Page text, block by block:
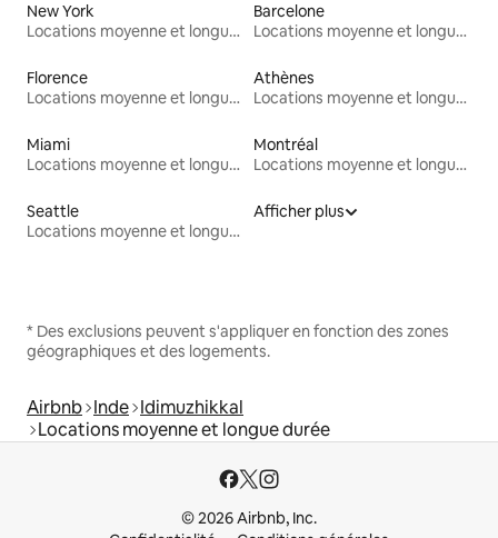
New York
Locations moyenne et longue durée
Barcelone
Locations moyenne et longue durée
Florence
Locations moyenne et longue durée
Athènes
Locations moyenne et longue durée
Miami
Locations moyenne et longue durée
Montréal
Locations moyenne et longue durée
Seattle
Locations moyenne et longue durée
Afficher plus
* Des exclusions peuvent s'appliquer en fonction des zones
géographiques et des logements.
Airbnb Inde Idimuzhikkal
Locations moyenne et longue durée
© 2026 Airbnb, Inc.